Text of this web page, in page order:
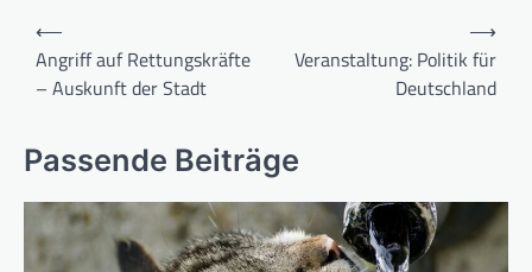
Beitragsnavigation
⟵
Angriff auf Rettungskräfte
– Auskunft der Stadt
Veranstaltung: Politik für
Deutschland
⟶
Passende Beiträge